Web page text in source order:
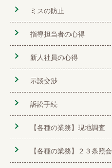
ミスの防止
指導担当者の心得
新人社員の心得
示談交渉
訴訟手続
【各種の業務】現地調査
【各種の業務】２３条照会